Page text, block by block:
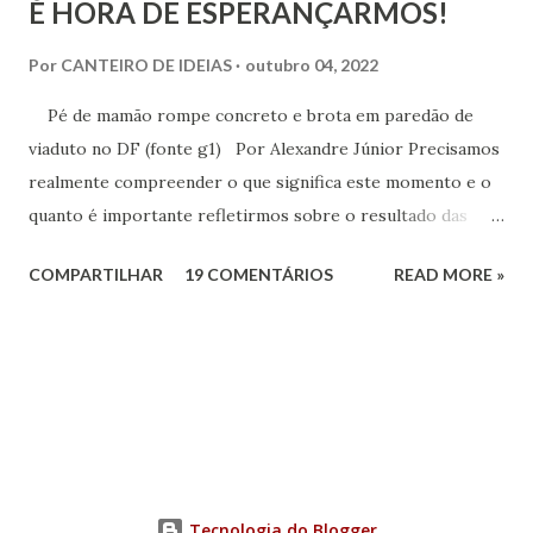
É HORA DE ESPERANÇARMOS!
Por CANTEIRO DE IDEIAS outubro 04, 2022
Pé de mamão rompe concreto e brota em paredão de
viaduto no DF (fonte g1) Por Alexandre Júnior Precisamos
realmente compreender o que significa este momento e o
quanto é importante refletirmos sobre o resultado das
esperançar! A História do Brasil é feita de invasão,
COMPARTILHAR 19 COMENTÁRIOS READ MORE »